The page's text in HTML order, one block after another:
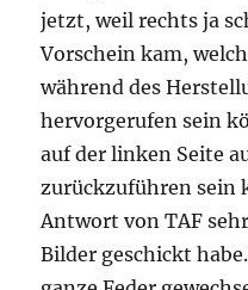
jetzt, weil rechts ja
Vorschein kam,
während des
hervorgerufen sein
auf der linken Seite
zurückzuführen sein
Antwort von TAF
Bilder geschickt